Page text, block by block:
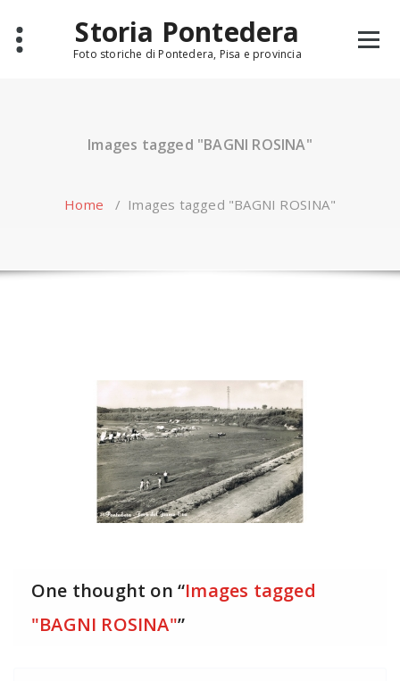
content
Storia Pontedera
Foto storiche di Pontedera, Pisa e provincia
Images tagged "BAGNI ROSINA"
Home / Images tagged "BAGNI ROSINA"
One thought on “Images tagged
"BAGNI ROSINA"”